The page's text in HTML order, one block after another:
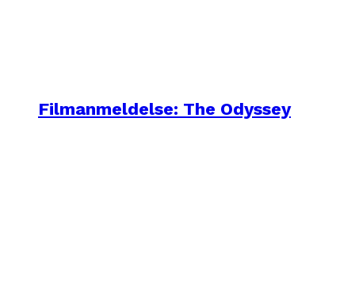
Filmanmeldelse: The Odyssey